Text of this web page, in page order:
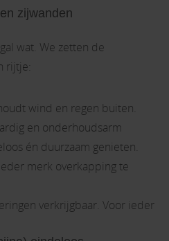
zijwanden
wat. We zetten de
rijtje:
wind en regen buiten.
en onderhoudsarm
én duurzaam genieten.
merk overkapping te
verkrijgbaar. Voor ieder